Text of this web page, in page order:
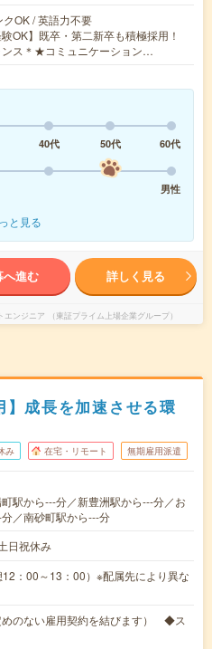
OK / 英語力不要
OK】既卒・第二新卒も積極採用！
ンス＊★コミュニケーション…
40代 50代
60代
男性
と見る
へ進む 詳しく見る
ンジニア （東証プライム上場企業グループ）
成長を加速させる環
み 在宅・リモート 無期雇用派遣
駅から---分／新豊洲駅から---分／お
／南砂町駅から---分
日祝休み
：00～13：00）※配属先により異な
めのない雇用契約を結びます） ◆ス